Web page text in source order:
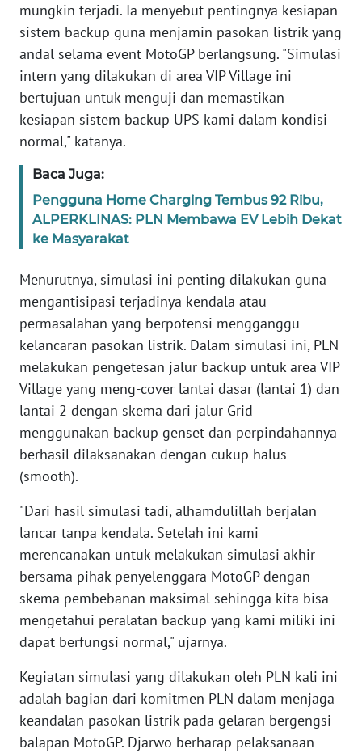
mungkin terjadi. Ia menyebut pentingnya kesiapan
sistem backup guna menjamin pasokan listrik yang
andal selama event MotoGP berlangsung. "Simulasi
intern yang dilakukan di area VIP Village ini
bertujuan untuk menguji dan memastikan
kesiapan sistem backup UPS kami dalam kondisi
normal," katanya.
Baca Juga:
Pengguna Home Charging Tembus 92 Ribu,
ALPERKLINAS: PLN Membawa EV Lebih Dekat
ke Masyarakat
Menurutnya, simulasi ini penting dilakukan guna
mengantisipasi terjadinya kendala atau
permasalahan yang berpotensi mengganggu
kelancaran pasokan listrik. Dalam simulasi ini, PLN
melakukan pengetesan jalur backup untuk area VIP
Village yang meng-cover lantai dasar (lantai 1) dan
lantai 2 dengan skema dari jalur Grid
menggunakan backup genset dan perpindahannya
berhasil dilaksanakan dengan cukup halus
(smooth).
"Dari hasil simulasi tadi, alhamdulillah berjalan
lancar tanpa kendala. Setelah ini kami
merencanakan untuk melakukan simulasi akhir
bersama pihak penyelenggara MotoGP dengan
skema pembebanan maksimal sehingga kita bisa
mengetahui peralatan backup yang kami miliki ini
dapat berfungsi normal," ujarnya.
Kegiatan simulasi yang dilakukan oleh PLN kali ini
adalah bagian dari komitmen PLN dalam menjaga
keandalan pasokan listrik pada gelaran bergengsi
balapan MotoGP. Djarwo berharap pelaksanaan
SUMUT
WN
JAKARTA
JABAR
WN
BANTEN
WN
NTT
WN
KEPRI
WN
PAPUA
WN
PAPUA
WN
RIAU
WN
SERAMBI
JAMBI
WN
SULTRA